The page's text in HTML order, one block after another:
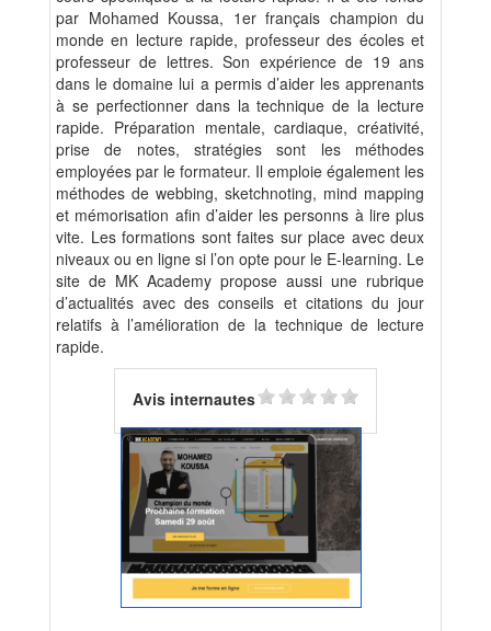
par Mohamed Koussa, 1er français champion du
monde en lecture rapide, professeur des écoles et
professeur de lettres. Son expérience de 19 ans
dans le domaine lui a permis d’aider les apprenants
à se perfectionner dans la technique de la lecture
rapide. Préparation mentale, cardiaque, créativité,
prise de notes, stratégies sont les méthodes
employées par le formateur. Il emploie également les
méthodes de webbing, sketchnoting, mind mapping
et mémorisation afin d’aider les personns à lire plus
vite. Les formations sont faites sur place avec deux
niveaux ou en ligne si l’on opte pour le E-learning. Le
site de MK Academy propose aussi une rubrique
d’actualités avec des conseils et citations du jour
relatifs à l’amélioration de la technique de lecture
rapide.
Avis internautes